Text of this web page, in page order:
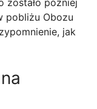
pobliżu Obozu
jak